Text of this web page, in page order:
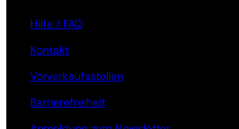
Hilfe / FAQ
Kontakt
Vorverkaufsstellen
Barrierefreiheit